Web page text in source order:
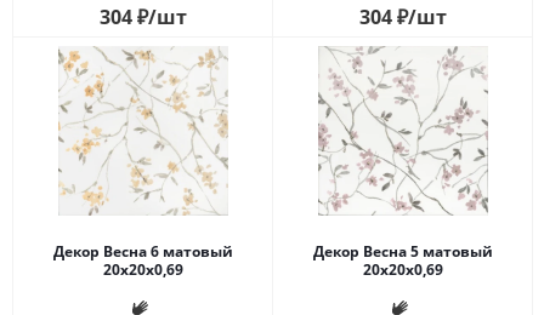
304₽/шт 304₽/шт
Декор Весна 6 матовый
20x20x0,69
Декор Весна 5 матовый
20x20x0,69